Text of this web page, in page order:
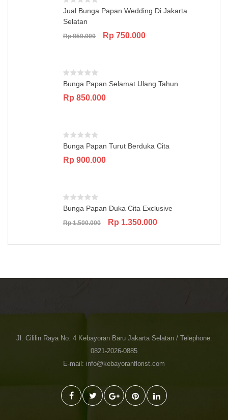
Jual Bunga Papan Wedding Di Jakarta
Selatan
Rp850.000
Original
Rp 750.000Current
Bunga Papan Selamat Ulang Tahun
Rp 850.000
Bunga Papan Turut Berduka Cita
Rp 900.000
Bunga Papan Duka Cita Exclusive
Rp1.500.000
Original
Rp 1.350.000Current
Jl. Cililin Raya No. 4 Kebayoran Baru Jakarta Selatan / Telephone:
0821-2026-0885
E-mail: info@kebayoranflorist.com